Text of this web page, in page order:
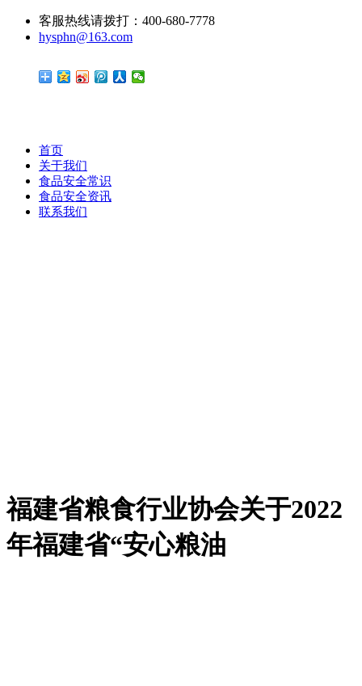
客服热线请拨打：400-680-7778
hysphn@163.com
首页
关于我们
食品安全常识
食品安全资讯
联系我们
福建省粮食行业协会关于2022
年福建省“安心粮油